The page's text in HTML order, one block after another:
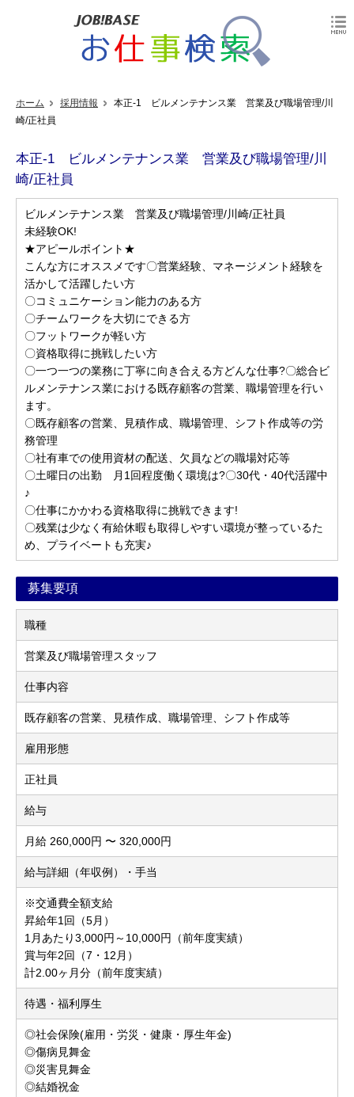
ホーム 採用情報
本正-1 ビルメンテナンス業 営業及び職場管理/川
崎/正社員
本正-1 ビルメンテナンス業 営業及び職場管理/川
崎/正社員
ビルメンテナンス業 営業及び職場管理/川崎/正社員
未経験OK!
★アピールポイント★
こんな方にオススメです〇営業経験、マネージメント経験を
活かして活躍したい方
〇コミュニケーション能力のある方
〇チームワークを大切にできる方
〇フットワークが軽い方
〇資格取得に挑戦したい方
〇一つ一つの業務に丁寧に向き合える方どんな仕事?〇総合ビ
ルメンテナンス業における既存顧客の営業、職場管理を行い
ます。
〇既存顧客の営業、見積作成、職場管理、シフト作成等の労
務管理
〇社有車での使用資材の配送、欠員などの職場対応等
〇土曜日の出勤 月1回程度働く環境は?〇30代・40代活躍中
♪
〇仕事にかかわる資格取得に挑戦できます!
〇残業は少なく有給休暇も取得しやすい環境が整っているた
め、プライベートも充実♪
募集要項
職種
営業及び職場管理スタッフ
仕事内容
既存顧客の営業、見積作成、職場管理、シフト作成等
雇用形態
正社員
給与
月給 260,000円 〜 320,000円
給与詳細（年収例）・手当
※交通費全額支給
昇給年1回（5月）
1月あたり3,000円～10,000円（前年度実績）
賞与年2回（7・12月）
計2.00ヶ月分（前年度実績）
待遇・福利厚生
◎社会保険(雇用・労災・健康・厚生年金)
◎傷病見舞金
◎災害見舞金
◎結婚祝金